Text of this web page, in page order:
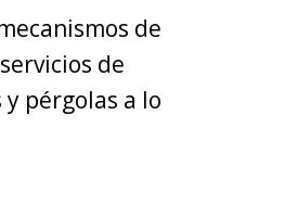
de
de
pérgolas a lo